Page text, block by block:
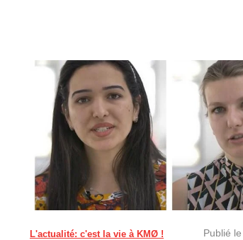
L'actualité: c'est la vie à KMØ ! Publié le